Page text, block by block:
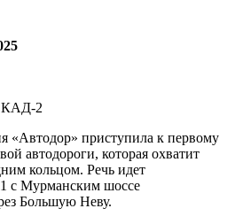
КАД-2
«Автодор» приступила к первому
автодороги, которая охватит
кольцом. Речь идет
с Мурманским шоссе
Большую Неву.